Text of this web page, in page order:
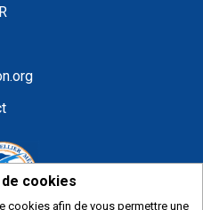
cookies
cookies afin de vous permettre une